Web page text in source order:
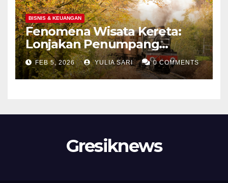
BISNIS & KEUANGAN
Fenomena Wisata Kereta:
Lonjakan Penumpang
Panoramic di Jawa dan
Upaya Menghidupkan
Kembali Jalur Bersejarah di
FEB 5, 2026 YULIA SARI 0 COMMENTS
Gresiknews